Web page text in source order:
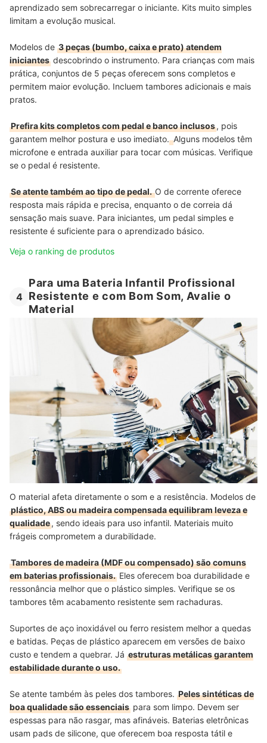
aprendizado sem sobrecarregar o iniciante. Kits muito simples
limitam a evolução musical.
Modelos de 3 peças (bumbo, caixa e prato) atendem
iniciantes descobrindo o instrumento. Para crianças com mais
prática, conjuntos de 5 peças oferecem sons completos e
permitem maior evolução. Incluem tambores adicionais e mais
pratos.
Prefira kits completos com pedal e banco inclusos, pois
garantem melhor postura e uso imediato. Alguns modelos têm
microfone e entrada auxiliar para tocar com músicas. Verifique
se o pedal é resistente.
Se atente também ao tipo de pedal.O de corrente oferece
resposta mais rápida e precisa, enquanto o de correia dá
sensação mais suave. Para iniciantes, um pedal simples e
resistente é suficiente para o aprendizado básico.
Veja o ranking de produtos
4
Para uma Bateria Infantil Profissional
Resistente e com Bom Som, Avalie o
Material
O material afeta diretamente o som e a resistência. Modelos de
plástico, ABS ou madeira compensada equilibram leveza e
qualidade, sendo ideais para uso infantil. Materiais muito
frágeis comprometem a durabilidade.
Tambores de madeira (MDF ou compensado) são comuns
em baterias profissionais. Eles oferecem boa durabilidade e
ressonância melhor que o plástico simples. Verifique se os
tambores têm acabamento resistente sem rachaduras.
Suportes de aço inoxidável ou ferro resistem melhor a quedas
e batidas. Peças de plástico aparecem em versões de baixo
custo e tendem a quebrar. Já estruturas metálicas garantem
estabilidade durante o uso.
Se atente também às peles dos tambores. Peles sintéticas de
boa qualidade são essenciais para som limpo. Devem ser
espessas para não rasgar, mas afináveis. Baterias eletrônicas
usam pads de silicone, que oferecem boa resposta tátil e